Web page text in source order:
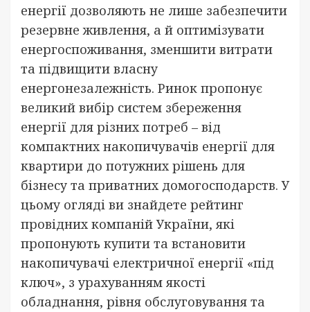
енергії дозволяють не лише забезпечити
резервне живлення, а й оптимізувати
енергоспоживання, зменшити витрати
та підвищити власну
енергонезалежність. Ринок пропонує
великий вибір систем збереження
енергії для різних потреб – від
компактних накопичувачів енергії для
квартири до потужних рішень для
бізнесу та приватних домогосподарств. У
цьому огляді ви знайдете рейтинг
провідних компаній України, які
пропонують купити та встановити
накопичувачі електричної енергії «під
ключ», з урахуванням якості
обладнання, рівня обслуговування та